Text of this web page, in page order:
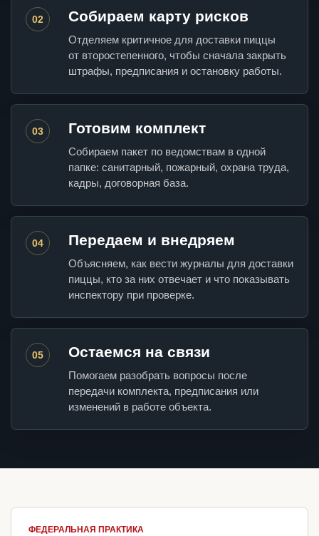
02 Собираем карту рисков
Отделяем критичное для доставки пиццы
от второстепенного, чтобы сначала закрыть
штрафы, предписания и остановку работы.
03 Готовим комплект
Собираем пакет по ведомствам в одной
папке: санитарный, пожарный, охрана труда,
кадры, договорная база.
04 Передаем и внедряем
Объясняем, как вести журналы для доставки
пиццы, кто за них отвечает и что показывать
инспектору при проверке.
05 Остаемся на связи
Помогаем разобрать вопросы после
передачи комплекта, предписания или
изменений в работе объекта.
ФЕДЕРАЛЬНАЯ ПРАКТИКА